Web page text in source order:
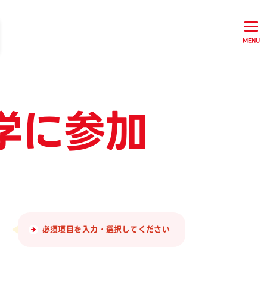
MENU
に参加
必須項目を入力・選択してください